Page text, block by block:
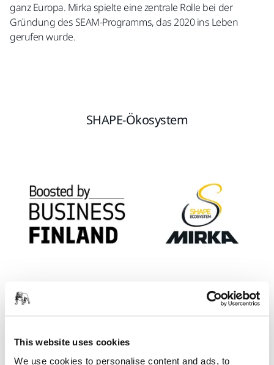
This website uses cookies
We use cookies to personalise content and ads, to
ganz Europa. Mirka spielte eine zentrale Rolle bei der
Gründung des SEAM-Programms, das 2020 ins Leben
gerufen wurde.
SHAPE-Ökosystem
zur Förderung einer nachhaltigen Transformation in der
Fertigungsindustrie. Der Schwerpunkt liegt auf der